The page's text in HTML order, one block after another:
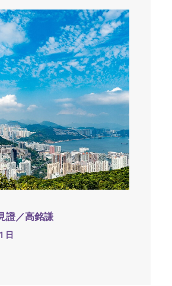
證／高銘謙
日